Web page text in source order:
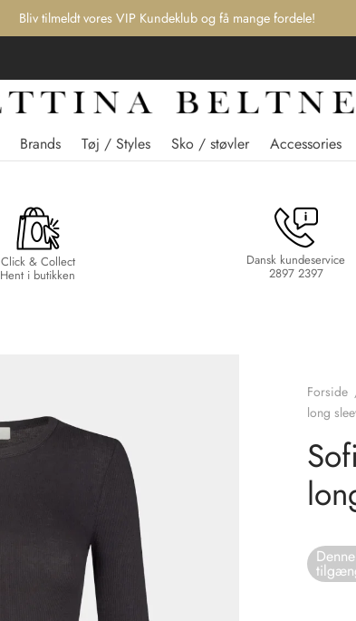
Bliv tilmeldt vores VIP Kundeklub og få mange fordele!
Brands Tøj / Styles Sko / støvler Accessories
Click & Collect
Hent i butikken
Dansk kundeservice
2897 2397
Forside
long